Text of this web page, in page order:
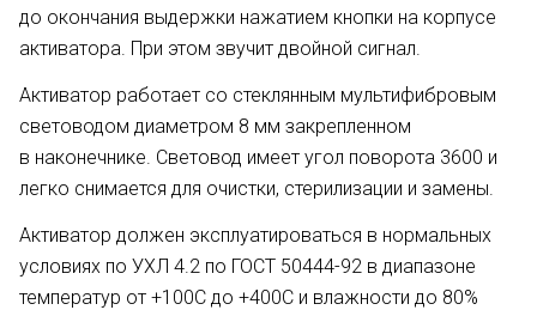
до окончания выдержки нажатием кнопки на корпусе
активатора. При этом звучит двойной сигнал.
Активатор работает со стеклянным мультифибровым
световодом диаметром 8 мм закрепленном
в наконечнике. Световод имеет угол поворота 3600 и
легко снимается для очистки, стерилизации и замены.
Активатор должен эксплуатироваться в нормальных
условиях по УХЛ 4.2 по ГОСТ 50444-92 в диапазоне
температур от +100С до +400С и влажности до 80%